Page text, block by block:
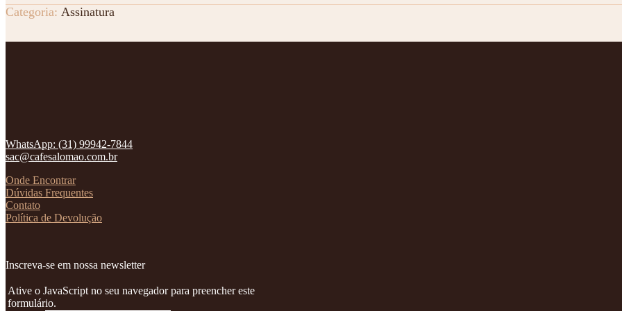
Categoria: Assinatura
WhatsApp: (31) 99942-7844
sac@cafesalomao.com.br
Onde Encontrar
Dúvidas Frequentes
Contato
Política de Devolução
Inscreva-se em nossa newsletter
Ative o JavaScript no seu navegador para preencher este
formulário.